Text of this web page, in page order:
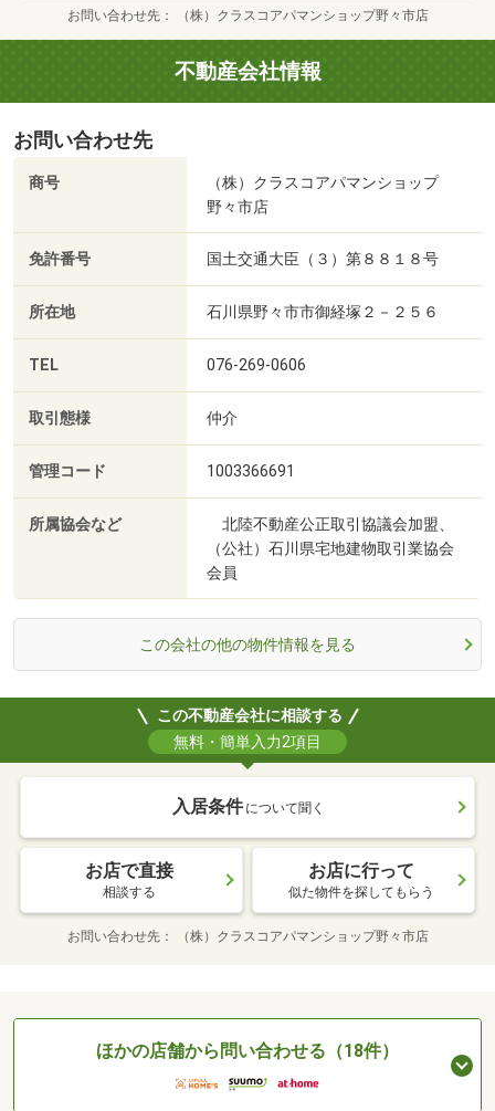
お問い合わせ先 （株）クラスコアパマンショップ野々市店
不動産会社情報
お問い合わせ先
商号
（株）クラスコアパマンショップ
野々市店
免許番号 国土交通大臣（３）第８８１８号
所在地 石川県野々市市御経塚２－２５６
TEL 076-269-0606
取引態様 仲介
管理コード 1003366691
所属協会など
北陸不動産公正取引協議会加盟、
（公社）石川県宅地建物取引業協会
会員
この会社の他の物件情報を見る
この不動産会社に相談する
無料・簡単入力2項目
入居条件 について聞く
お店で直接
相談する
お店に行って
似た物件を探してもらう
お問い合わせ先 （株）クラスコアパマンショップ野々市店
ほかの店舗から問い合わせる（18件）